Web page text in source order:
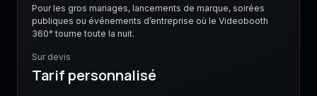
Pour les gros mariages, lancements de marque, soirées
publiques ou événements d’entreprise où le Videobooth
360° tourne toute la nuit.
Sur devis
Tarif personnalisé